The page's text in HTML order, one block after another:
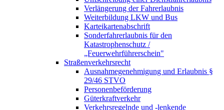
Verlängerung der Fahrerlaubnis
Weiterbildung LKW und Bus
Karteikartenabschrift
Sonderfahrerlaubnis für den
Katastrophenschutz /
„Feuerwehrführerschein"
Straßenverkehrsrecht
Ausnahmegenehmigung und Erlaubnis §
29/46 STVO
Personenbeförderung
Güterkraftverkehr
Verkehrsregelnde und -lenkende